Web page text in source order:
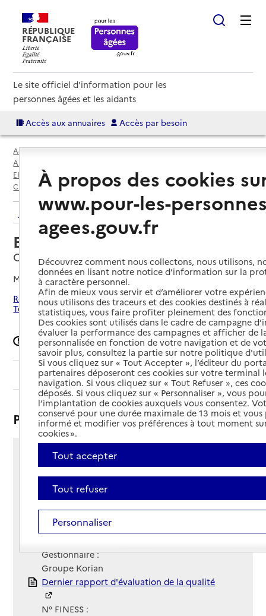
RÉPUBLIQUE
FRANÇAISE
Le site officiel d'information pour les
personnes âgées et les aidants
Accès aux annuaires Accès par besoin
Accueil
Espace annuaire
Annuaire EHPAD et maisons de retraite
EHPAD par département
Indre-et-Loire (37)
Chambray-lès-Tours
EHPAD Korian Chamtou
Retour aux résultats de l'annuaire
EHPAD Korian Chamtou
Chambray-lès-Tours, INDRE-ET-LOIRE
Mis à jour le13/06/2025
Rechercher les établissements autour de Chambray-lès-
Tours
Signaler une erreur
Sommaire
Présentation
6 mail de la Papoterie
Voir itinéraire
Téléphone :
02 47 48 12 50
Contact
Contact
Gestionnaire :
Groupe Korian
Rapport HAS
Dernier rapport d'évaluation de la qualité
N° FINESS :
À propos des cookies
www.pour-les-
agees.gouv.fr
Découvrez comment nous collectons, nous utilisons,
données en lisant notre notice d’information sur la
à caractère personnel.
Afin de mieux vous servir et d’améliorer votre
nous utilisons des traceurs et des cookies destinés à
statistiques, vous faire profiter pleinement des
Des cookies sont utilisés dans le cadre de campagne
évaluer la performance des campagnes et afficher de
personnalisée en fonction de votre navigation et de
savoir plus, consultez la partie sur notre politique
Si vous cliquez sur « Tout Accepter », l’éditeur du
partenaires déposeront ces cookies sur votre terminal
navigation. Si vous cliquez sur « Tout Refuser », ces
déposés. Si vous cliquez sur « Personnaliser », vous
l’implantation de cookies auxquels vous consentez.
conservé pour une durée maximale de 13 mois et
informé et modifier vos préférences à tout moment
cookies ».
Tout accepter
Tout refuser
Personnaliser